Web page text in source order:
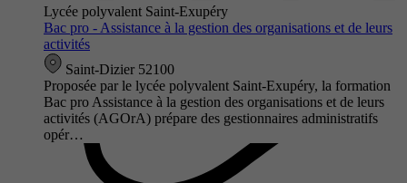
Lycée polyvalent Saint-Exupéry
Bac pro - Assistance à la gestion des organisations et de leurs
activités
Saint-Dizier 52100
Proposée par le lycée polyvalent Saint-Exupéry, la formation
Bac pro Assistance à la gestion des organisations et de leurs
activités (AGOrA) prépare des gestionnaires administratifs
opér…